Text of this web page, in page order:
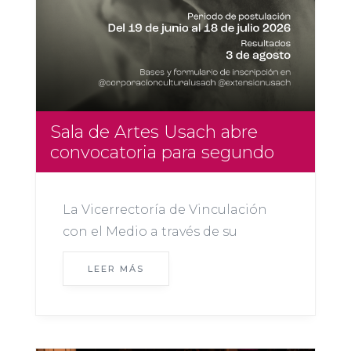
Sala de Artes Usach abre
convocatoria para segundo
semestre 2026
La Vicerrectoría de Vinculación
con el Medio a través de su
Departamento de Extensión
LEER MÁS